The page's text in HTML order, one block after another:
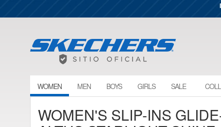
WOMEN MEN BOYS GIRLS SALE
WOMEN'S SLIP-INS